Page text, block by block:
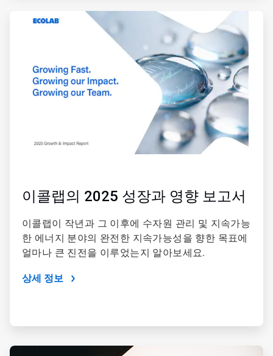
ArticleTile
이콜랩의 2025 성장과 영향 보고서
이콜랩이 작년과 그 이후에 수자원 관리 및 지속가능
한 에너지 분야의 완전한 지속가능성을 향한 목표에
얼마나 큰 진전을 이루었는지 알아보세요.
상세 정보
ArticleTile